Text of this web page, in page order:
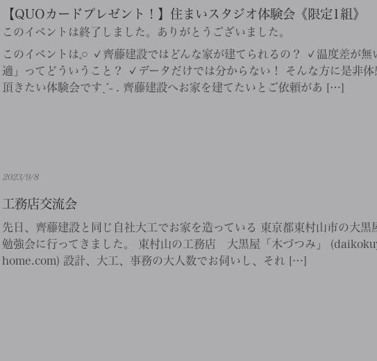
【QUOカードプレゼント！】住まいスタジオ体験会《限定1組》
このイベントは終了しました。ありがとうございました。
このイベントは𓈒𓏸 ✓齊藤建設ではどんな家が建てられるの？ ✓温度差が無
適」ってどういうこと？ ✓データだけでは分からない！ そんな方に是非体
頂きたい体験会ですˎˊ˗ . 齊藤建設へお家を建てたいとご依頼があ […]
2023/9/8
工務店交流会
先日、齊藤建設と同じ自社大工でお家を造っている 東京都東村山市の大黒
勉強会に行ってきました。 東村山の工務店 大黒屋「木づつみ」
home.com) 設計、大工、事務の大人数でお伺いし、それ […]